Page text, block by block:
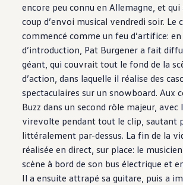
encore peu connu en Allemagne, et qui
coup d’envoi musical vendredi soir. Le
commencé comme un feu d’artifice: en
d’introduction, Pat Burgener a fait
géant, qui couvrait tout le fond de la
d’action, dans laquelle il réalise des
spectaculaires sur un snowboard. Aux
Buzz dans un second rôle majeur, avec
virevolte pendant tout le clip, sautant
littéralement par-dessus. La fin de la
réalisée en direct, sur place: le
scène à bord de son bus électrique et
Il a ensuite attrapé sa guitare, puis a